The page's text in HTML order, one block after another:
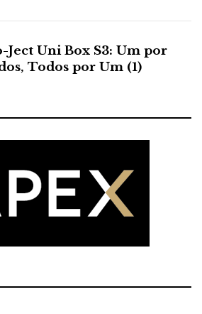
Ject Uni Box S3: Um por
Todos por Um (1)